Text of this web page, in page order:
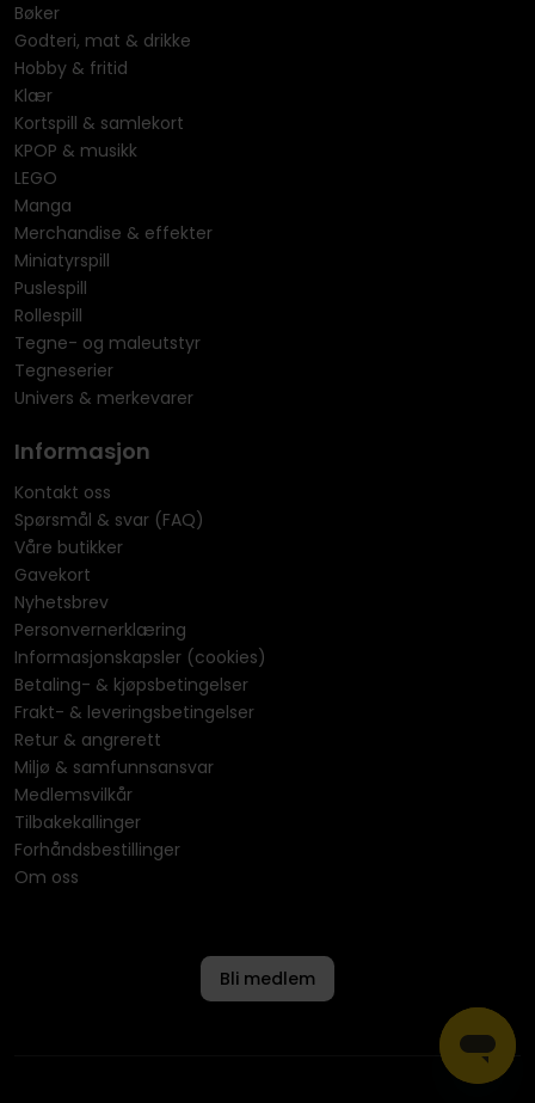
Bøker
Godteri, mat & drikke
Hobby & fritid
Klær
Kortspill & samlekort
KPOP & musikk
LEGO
Manga
Merchandise & effekter
Miniatyrspill
Puslespill
Rollespill
Tegne- og maleutstyr
Tegneserier
Univers & merkevarer
Informasjon
Kontakt oss
Spørsmål & svar (FAQ)
Våre butikker
Gavekort
Nyhetsbrev
Personvernerklæring
Informasjonskapsler (cookies)
Betaling- & kjøpsbetingelser
Frakt- & leveringsbetingelser
Retur & angrerett
Miljø & samfunnsansvar
Medlemsvilkår
Tilbakekallinger
Forhåndsbestillinger
Om oss
Bli medlem